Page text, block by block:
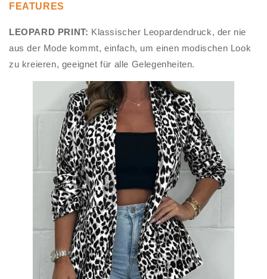
FEATURES
LEOPARD PRINT: Klassischer Leopardendruck, der nie
aus der Mode kommt, einfach, um einen modischen Look
zu kreieren, geeignet für alle Gelegenheiten.